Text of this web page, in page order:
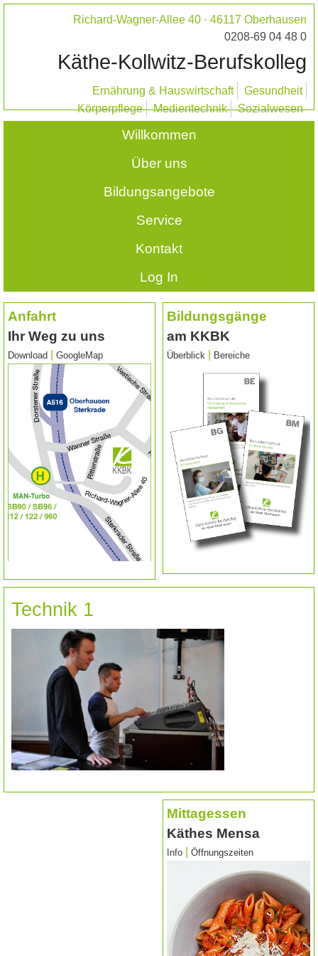
Richard-Wagner-Allee 40 · 46117 Oberhausen
0208-69 04 48 0
Käthe-Kollwitz-Berufskolleg
Ernährung & Hauswirtschaft
Gesundheit
Körperpflege
Medientechnik Sozialwesen
Willkommen
Über uns
Bildungsangebote
Service
Kontakt
Log In
Anfahrt
Ihr Weg zu uns
Download GoogleMap
Bildungsgänge
am KKBK
Überblick Bereiche
Technik 1
Mittagessen
Käthes Mensa
Info Öffnungszeiten